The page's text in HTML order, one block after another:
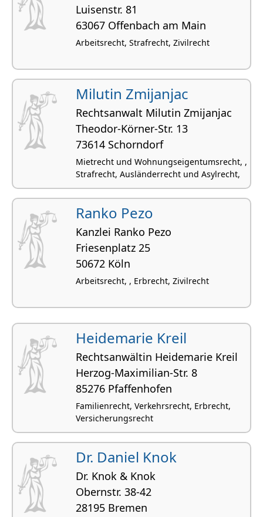
Luisenstr. 81
63067 Offenbach am Main
Arbeitsrecht, Strafrecht, Zivilrecht
Milutin Zmijanjac
Rechtsanwalt Milutin Zmijanjac
Theodor-Körner-Str. 13
73614 Schorndorf
Mietrecht und Wohnungseigentumsrecht, ,
Strafrecht, Ausländerrecht und Asylrecht,
Ranko Pezo
Kanzlei Ranko Pezo
Friesenplatz 25
50672 Köln
Arbeitsrecht, , Erbrecht, Zivilrecht
Heidemarie Kreil
Rechtsanwältin Heidemarie Kreil
Herzog-Maximilian-Str. 8
85276 Pfaffenhofen
Familienrecht, Verkehrsrecht, Erbrecht,
Versicherungsrecht
Dr. Daniel Knok
Dr. Knok & Knok
Obernstr. 38-42
28195 Bremen